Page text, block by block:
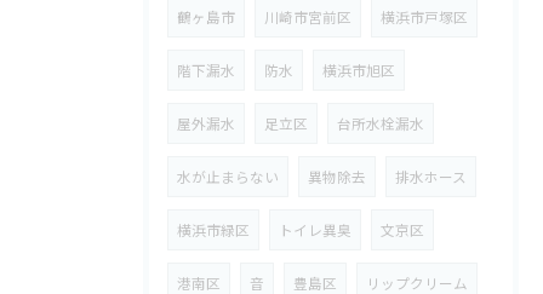
鶴ヶ島市 川崎市宮前区 横浜市戸塚区
階下漏水 防水 横浜市旭区
屋外漏水 足立区 台所水栓漏水
水が止まらない 異物除去 排水ホース
横浜市緑区 トイレ異臭 文京区
港南区 音 豊島区 リップクリーム